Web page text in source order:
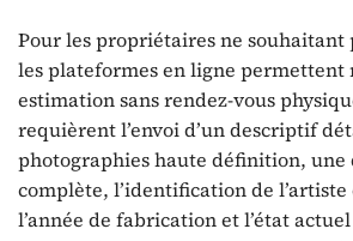
Pour les propriétaires ne souhaitant
les plateformes en ligne permettent
estimation sans rendez-vous
requièrent l’envoi d’un descriptif
photographies haute définition, une
complète, l’identification de
l’année de fabrication et l’état